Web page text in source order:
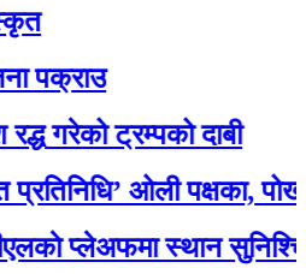
ट्रम्पको दाबी
ओली पक्षका,
प्लेअफमा स्थान सुनिश्चित